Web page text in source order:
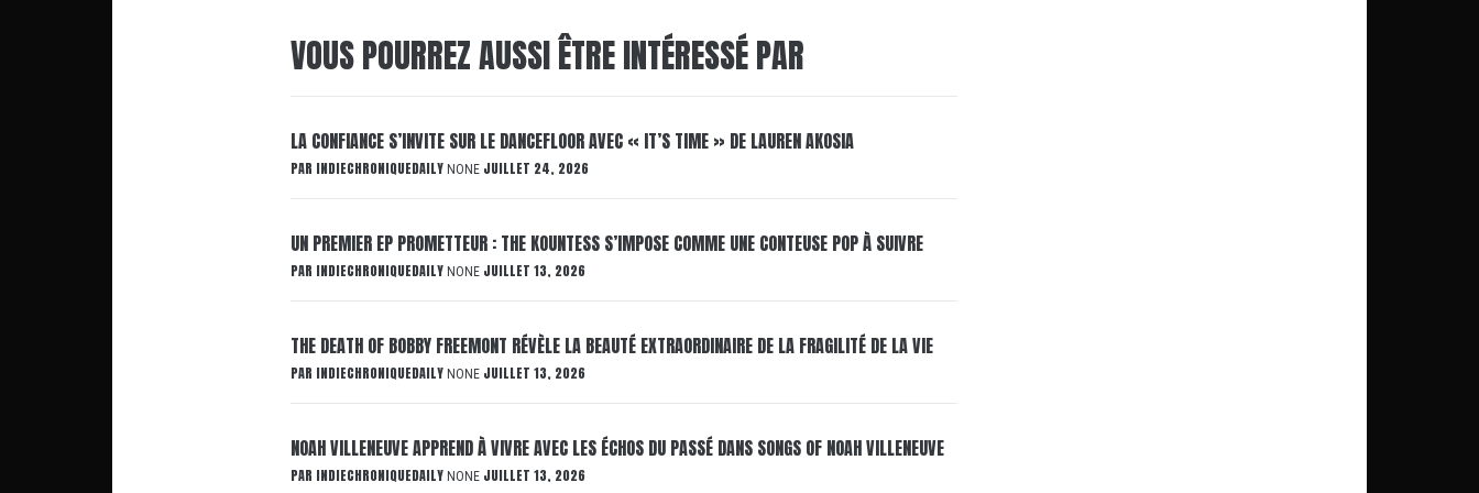
VOUS POURREZ AUSSI ÊTRE INTÉRESSÉ PAR
LA CONFIANCE S’INVITE SUR LE DANCEFLOOR AVEC « IT’S TIME » DE LAUREN AKOSIA
PAR INDIECHRONIQUEDAILY NONE JUILLET 24, 2026
UN PREMIER EP PROMETTEUR : THE KOUNTESS S’IMPOSE COMME UNE CONTEUSE POP À SUIVRE
PAR INDIECHRONIQUEDAILY NONE JUILLET 13, 2026
THE DEATH OF BOBBY FREEMONT RÉVÈLE LA BEAUTÉ EXTRAORDINAIRE DE LA FRAGILITÉ DE LA VIE
PAR INDIECHRONIQUEDAILY NONE JUILLET 13, 2026
NOAH VILLENEUVE APPREND À VIVRE AVEC LES ÉCHOS DU PASSÉ DANS SONGS OF NOAH VILLENEUVE
PAR INDIECHRONIQUEDAILY NONE JUILLET 13, 2026